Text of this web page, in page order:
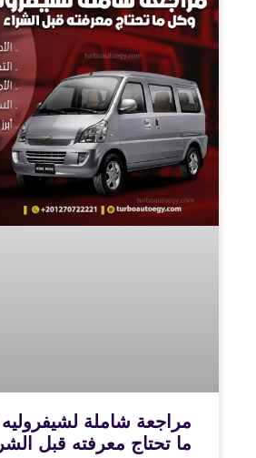
ما تحتاج معرفته قبل